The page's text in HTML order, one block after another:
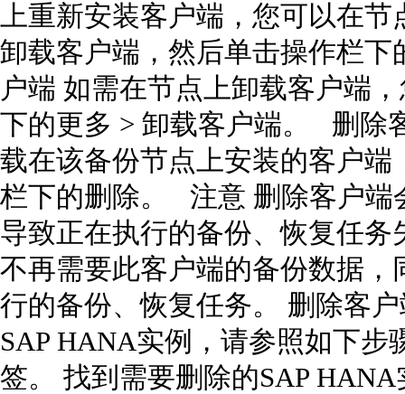
上重新安装客户端，您可以在
卸载客户端，然后单击操作栏
户端 如需在节点上卸载客户端
下的更多 > 卸载客户端。 删除
载在该备份节点上安装的客户
栏下的删除。 注意 删除客户端
导致正在执行的备份、恢复任
不再需要此客户端的备份数据
行的备份、恢复任务。 删除客
SAP HANA实例，请参照如下
签。 找到需要删除的SAP